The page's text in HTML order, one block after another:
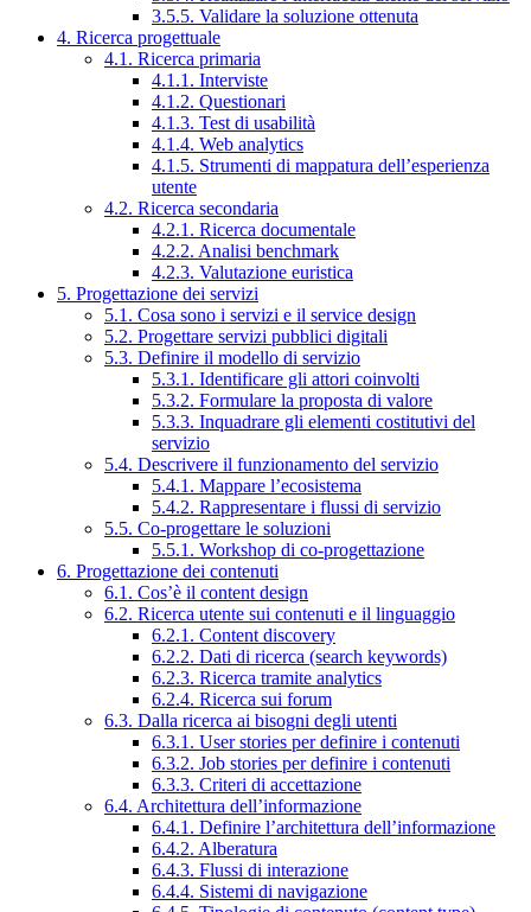
3.5.5. Validare la soluzione ottenuta
4. Ricerca progettuale
4.1. Ricerca primaria
4.1.1. Interviste
4.1.2. Questionari
4.1.3. Test di usabilità
4.1.4. Web analytics
4.1.5. Strumenti di mappatura dell’esperienza
utente
4.2. Ricerca secondaria
4.2.1. Ricerca documentale
4.2.2. Analisi benchmark
4.2.3. Valutazione euristica
5. Progettazione dei servizi
5.1. Cosa sono i servizi e il service design
5.2. Progettare servizi pubblici digitali
5.3. Definire il modello di servizio
5.3.1. Identificare gli attori coinvolti
5.3.2. Formulare la proposta di valore
5.3.3. Inquadrare gli elementi costitutivi del
servizio
5.4. Descrivere il funzionamento del servizio
5.4.1. Mappare l’ecosistema
5.4.2. Rappresentare i flussi di servizio
5.5. Co-progettare le soluzioni
5.5.1. Workshop di co-progettazione
6. Progettazione dei contenuti
6.1. Cos’è il content design
6.2. Ricerca utente sui contenuti e il linguaggio
6.2.1. Content discovery
6.2.2. Dati di ricerca (search keywords)
6.2.3. Ricerca tramite analytics
6.2.4. Ricerca sui forum
6.3. Dalla ricerca ai bisogni degli utenti
6.3.1. User stories per definire i contenuti
6.3.2. Job stories per definire i contenuti
6.3.3. Criteri di accettazione
6.4. Architettura dell’informazione
6.4.1. Definire l’architettura dell’informazione
6.4.2. Alberatura
6.4.3. Flussi di interazione
6.4.4. Sistemi di navigazione